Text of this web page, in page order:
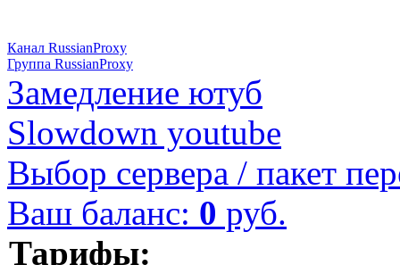
Канал RussianProxy
Группа RussianProxy
Замедление ютуб
Slowdown youtube
Выбор сервера / пакет
Ваш баланс: 0 руб.
Тарифы: